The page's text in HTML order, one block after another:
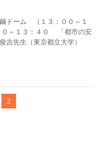
ドーム （１３：００～１
～１３：４０ 「都市の安
生（東京都立大学）
2